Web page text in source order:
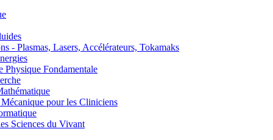
Plasmas, Lasers, Accélérateurs, Tokamaks
Fondamentale
pour les Cliniciens
Sciences du Vivant